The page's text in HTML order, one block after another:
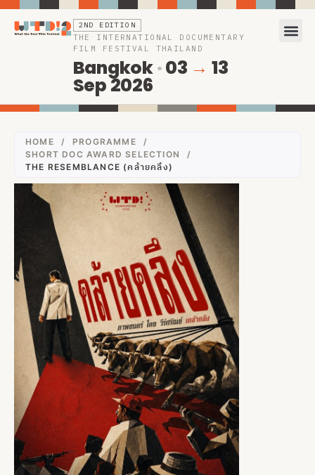
2ND EDITION
THE INTERNATIONAL DOCUMENTARY
FILM FESTIVAL THAILAND
Bangkok·03 → 13
Sep 2026
HOME / PROGRAMME
/
SHORT DOC AWARD SELECTION
/
THE RESEMBLANCE (คล้ายคลึง)